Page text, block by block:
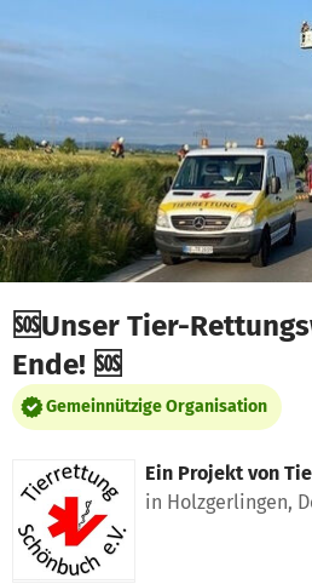
🆘Unser Tier-
Ende! 🆘
Gemeinnützige Organisation
Ein Projekt von
in Holzgerlingen,